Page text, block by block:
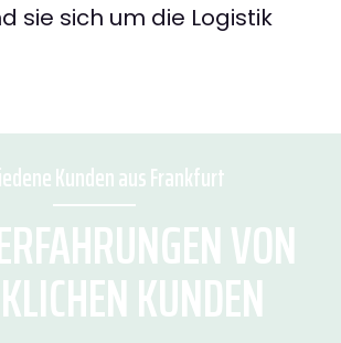
sie sich um die Logistik
Kunden aus Frankfurt
VON
KUNDEN